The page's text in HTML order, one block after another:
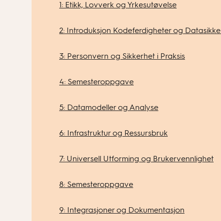
1: Etikk, Lovverk og Yrkesutøvelse
2: Introduksjon Kodeferdigheter og
3: Personvern og Sikkerhet i Praksis
4: Semesteroppgave
5: Datamodeller og Analyse
6: Infrastruktur og Ressursbruk
7: Universell Utforming og Brukervennlighet
8: Semesteroppgave
9: Integrasjoner og Dokumentasjon